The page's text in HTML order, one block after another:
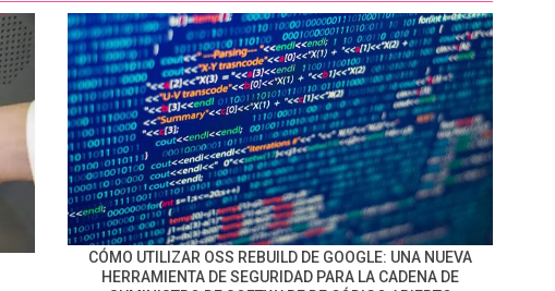
CÓMO UTILIZAR OSS REBUILD DE GOOGLE: UNA NUEVA
HERRAMIENTA DE SEGURIDAD PARA LA CADENA DE